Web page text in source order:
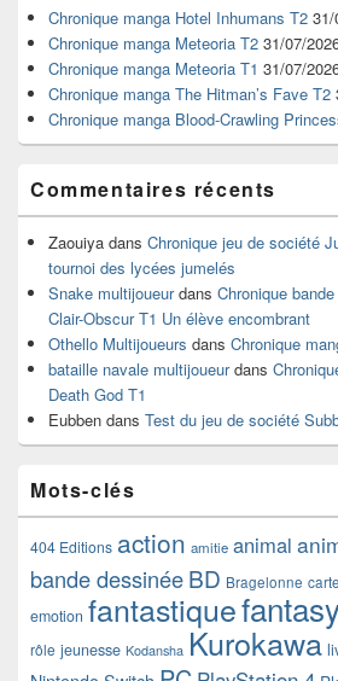
widget
pour
barre
latérale
Chronique manga Hotel Inhumans T2
Chronique manga Meteoria T2 31/07/
Chronique manga Meteoria T1 31/07/
Chronique manga The Hitman’s Fave T2
Chronique manga Blood-Crawling
Commentaires récents
Zaouiya dans Chronique jeu de société
tournoi des lycées jumelés
Snake multijoueurdans Chronique
Clair-Obscur T1 Un élève encombrant
Othello Multijoueurs dans Chronique
bataille navale multijoueurdans
Death God T1
Eubben dans Test du jeu de société
Mots-clés
404 Editions action amitie animal
bande dessinéeBD Bragelonne
emotion fantastique
rôle jeunesse Kodansha Kurokawa